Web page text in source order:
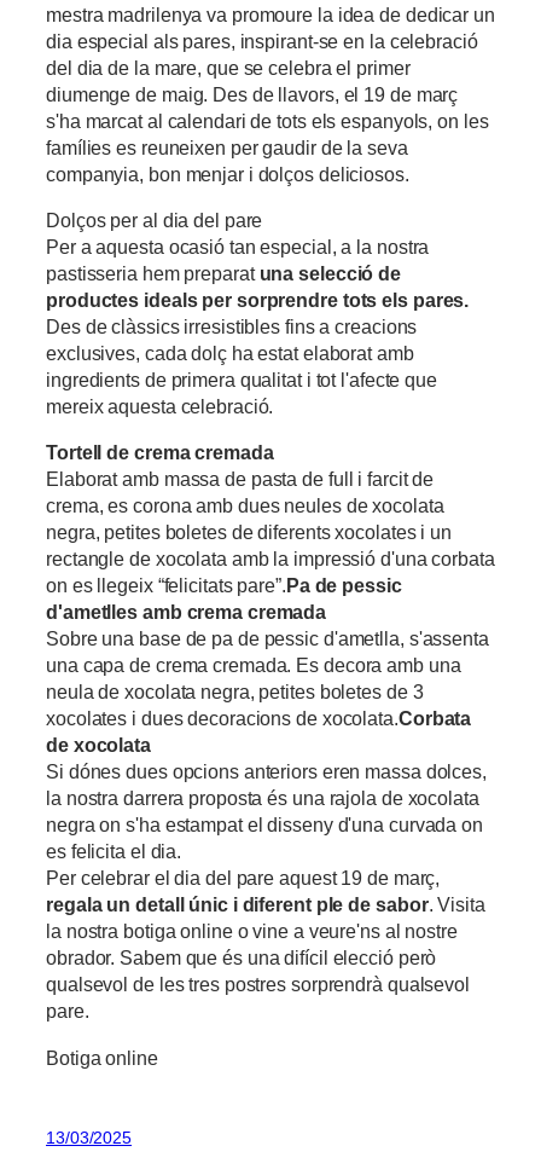
mestra madrilenya va promoure la idea de dedicar un
dia especial als pares, inspirant-se en la celebració
del dia de la mare, que se celebra el primer
diumenge de maig. Des de llavors, el 19 de març
s'ha marcat al calendari de tots els espanyols, on les
famílies es reuneixen per gaudir de la seva
companyia, bon menjar i dolços deliciosos.
Dolços per al dia del pare
Per a aquesta ocasió tan especial, a la nostra
pastisseria hem preparat una selecció de
productes ideals per sorprendre tots els pares.
Des de clàssics irresistibles fins a creacions
exclusives, cada dolç ha estat elaborat amb
ingredients de primera qualitat i tot l'afecte que
mereix aquesta celebració.
Tortell de crema cremada
Elaborat amb massa de pasta de full i farcit de
crema, es corona amb dues neules de xocolata
negra, petites boletes de diferents xocolates i un
rectangle de xocolata amb la impressió d'una corbata
on es llegeix “felicitats pare”.Pa de pessic
d'ametlles amb crema cremada
Sobre una base de pa de pessic d'ametlla, s'assenta
una capa de crema cremada. Es decora amb una
neula de xocolata negra, petites boletes de 3
xocolates i dues decoracions de xocolata.Corbata
de xocolata
Si dónes dues opcions anteriors eren massa dolces,
la nostra darrera proposta és una rajola de xocolata
negra on s'ha estampat el disseny d'una curvada on
es felicita el dia.
Per celebrar el dia del pare aquest 19 de març,
regala un detall únic i diferent ple de sabor. Visita
la nostra botiga online o vine a veure'ns al nostre
obrador. Sabem que és una difícil elecció però
qualsevol de les tres postres sorprendrà qualsevol
pare.
Botiga online
13/03/2025